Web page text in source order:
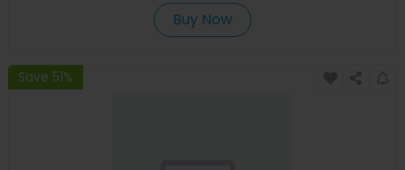
Buy Now
Save 51%